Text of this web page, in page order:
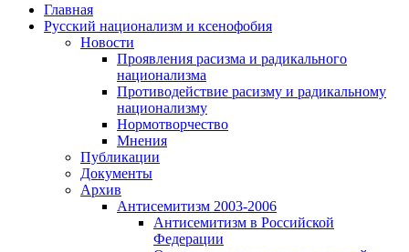
Главная
Русский национализм и ксенофобия
Новости
Проявления расизма и радикального
национализма
Противодействие расизму и радикальному
национализму
Нормотворчество
Мнения
Публикации
Документы
Архив
Антисемитизм 2003-2006
Антисемитизм в Российской
Федерации